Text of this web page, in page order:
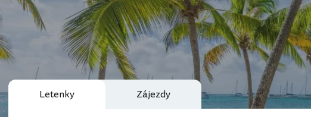
Letenky Zájezdy